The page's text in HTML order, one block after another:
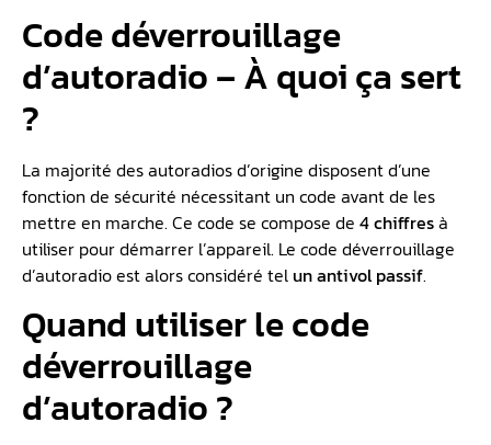
Code déverrouillage
d’autoradio – À quoi ça sert
?
La majorité des autoradios d’origine disposent d’une
fonction de sécurité nécessitant un code avant de les
mettre en marche. Ce code se compose de 4 chiffresà
utiliser pour démarrer l’appareil. Le code déverrouillage
d’autoradio est alors considéré tel un antivol passif.
Quand utiliser le code
déverrouillage
d’autoradio ?